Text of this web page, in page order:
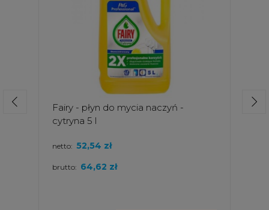
Fairy - płyn do mycia naczyń -
cytryna 5 l
brutto: 64,62 zł
netto: 52,54 zł